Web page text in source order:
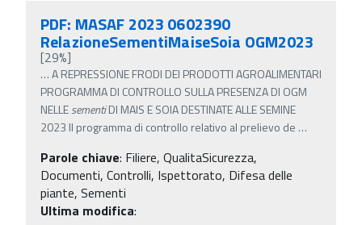
PDF: MASAF 2023 0602390
RelazioneSementiMaiseSoia OGM2023
[29%]
…A REPRESSIONE FRODI DEI PRODOTTI AGROALIMENTARI
PROGRAMMA DI CONTROLLO SULLA PRESENZA DI OGM
NELLEsementiDI MAIS E SOIA DESTINATE ALLE SEMINE
2023 Il programma di controllo relativo al prelievo de …
Parole chiave: Filiere, QualitaSicurezza,
Documenti, Controlli, Ispettorato, Difesa delle
piante, Sementi
Ultima modifica: